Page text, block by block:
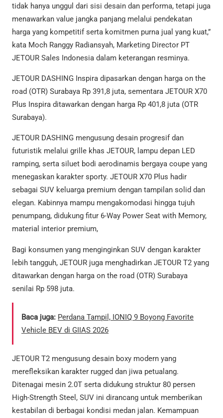
tidak hanya unggul dari sisi desain dan performa, tetapi juga
menawarkan value jangka panjang melalui pendekatan
harga yang kompetitif serta komitmen purna jual yang kuat,”
kata Moch Ranggy Radiansyah, Marketing Director PT
JETOUR Sales Indonesia dalam keterangan resminya.
JETOUR DASHING Inspira dipasarkan dengan harga on the
road (OTR) Surabaya Rp 391,8 juta, sementara JETOUR X70
Plus Inspira ditawarkan dengan harga Rp 401,8 juta (OTR
Surabaya).
JETOUR DASHING mengusung desain progresif dan
futuristik melalui grille khas JETOUR, lampu depan LED
ramping, serta siluet bodi aerodinamis bergaya coupe yang
menegaskan karakter sporty. JETOUR X70 Plus hadir
sebagai SUV keluarga premium dengan tampilan solid dan
elegan. Kabinnya mampu mengakomodasi hingga tujuh
penumpang, didukung fitur 6-Way Power Seat with Memory,
material interior premium,
Bagi konsumen yang menginginkan SUV dengan karakter
lebih tangguh, JETOUR juga menghadirkan JETOUR T2 yang
ditawarkan dengan harga on the road (OTR) Surabaya
senilai Rp 598 juta.
Baca juga: Perdana Tampil, IONIQ 9 Boyong Favorite
Vehicle BEV di GIIAS 2026
JETOUR T2 mengusung desain boxy modern yang
merefleksikan karakter rugged dan jiwa petualang.
Ditenagai mesin 2.0T serta didukung struktur 80 persen
High-Strength Steel, SUV ini dirancang untuk memberikan
kestabilan di berbagai kondisi medan jalan. Kemampuan